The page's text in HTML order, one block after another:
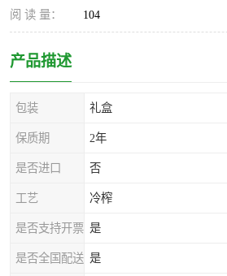
阅 读 量： 104
产品描述
包装 礼盒
保质期 2年
是否进口 否
工艺 冷榨
是否支持开票 是
是否全国配送 是